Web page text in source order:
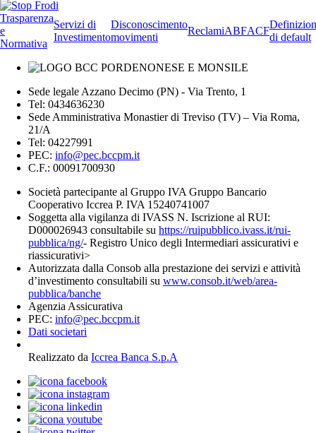
Trasparenza
e
Normativa
Servizi di
Investimento
Disconoscimento
movimenti
ReclamiABFACF
di default
Sede legale Azzano Decimo (PN) - Via Trento, 1
Tel: 0434636230
Sede Amministrativa Monastier di Treviso (TV) – Via Roma,
21/A
Tel: 04227991
PEC: info@pec.bccpm.it
C.F.: 00091700930
Società partecipante al Gruppo IVA Gruppo Bancario
Cooperativo Iccrea P. IVA 15240741007
Soggetta alla vigilanza di IVASS N. Iscrizione al RUI:
D000026943 consultabile su https://ruipubblico.ivass.it/rui-
pubblica/ng/- Registro Unico degli Intermediari assicurativi e
riassicurativi>
Autorizzata dalla Consob alla prestazione dei servizi e attività
d’investimento consultabili su www.consob.it/web/area-
pubblica/banche
Agenzia Assicurativa
PEC: info@pec.bccpm.it
Dati societari
Realizzato da Iccrea Banca S.p.A